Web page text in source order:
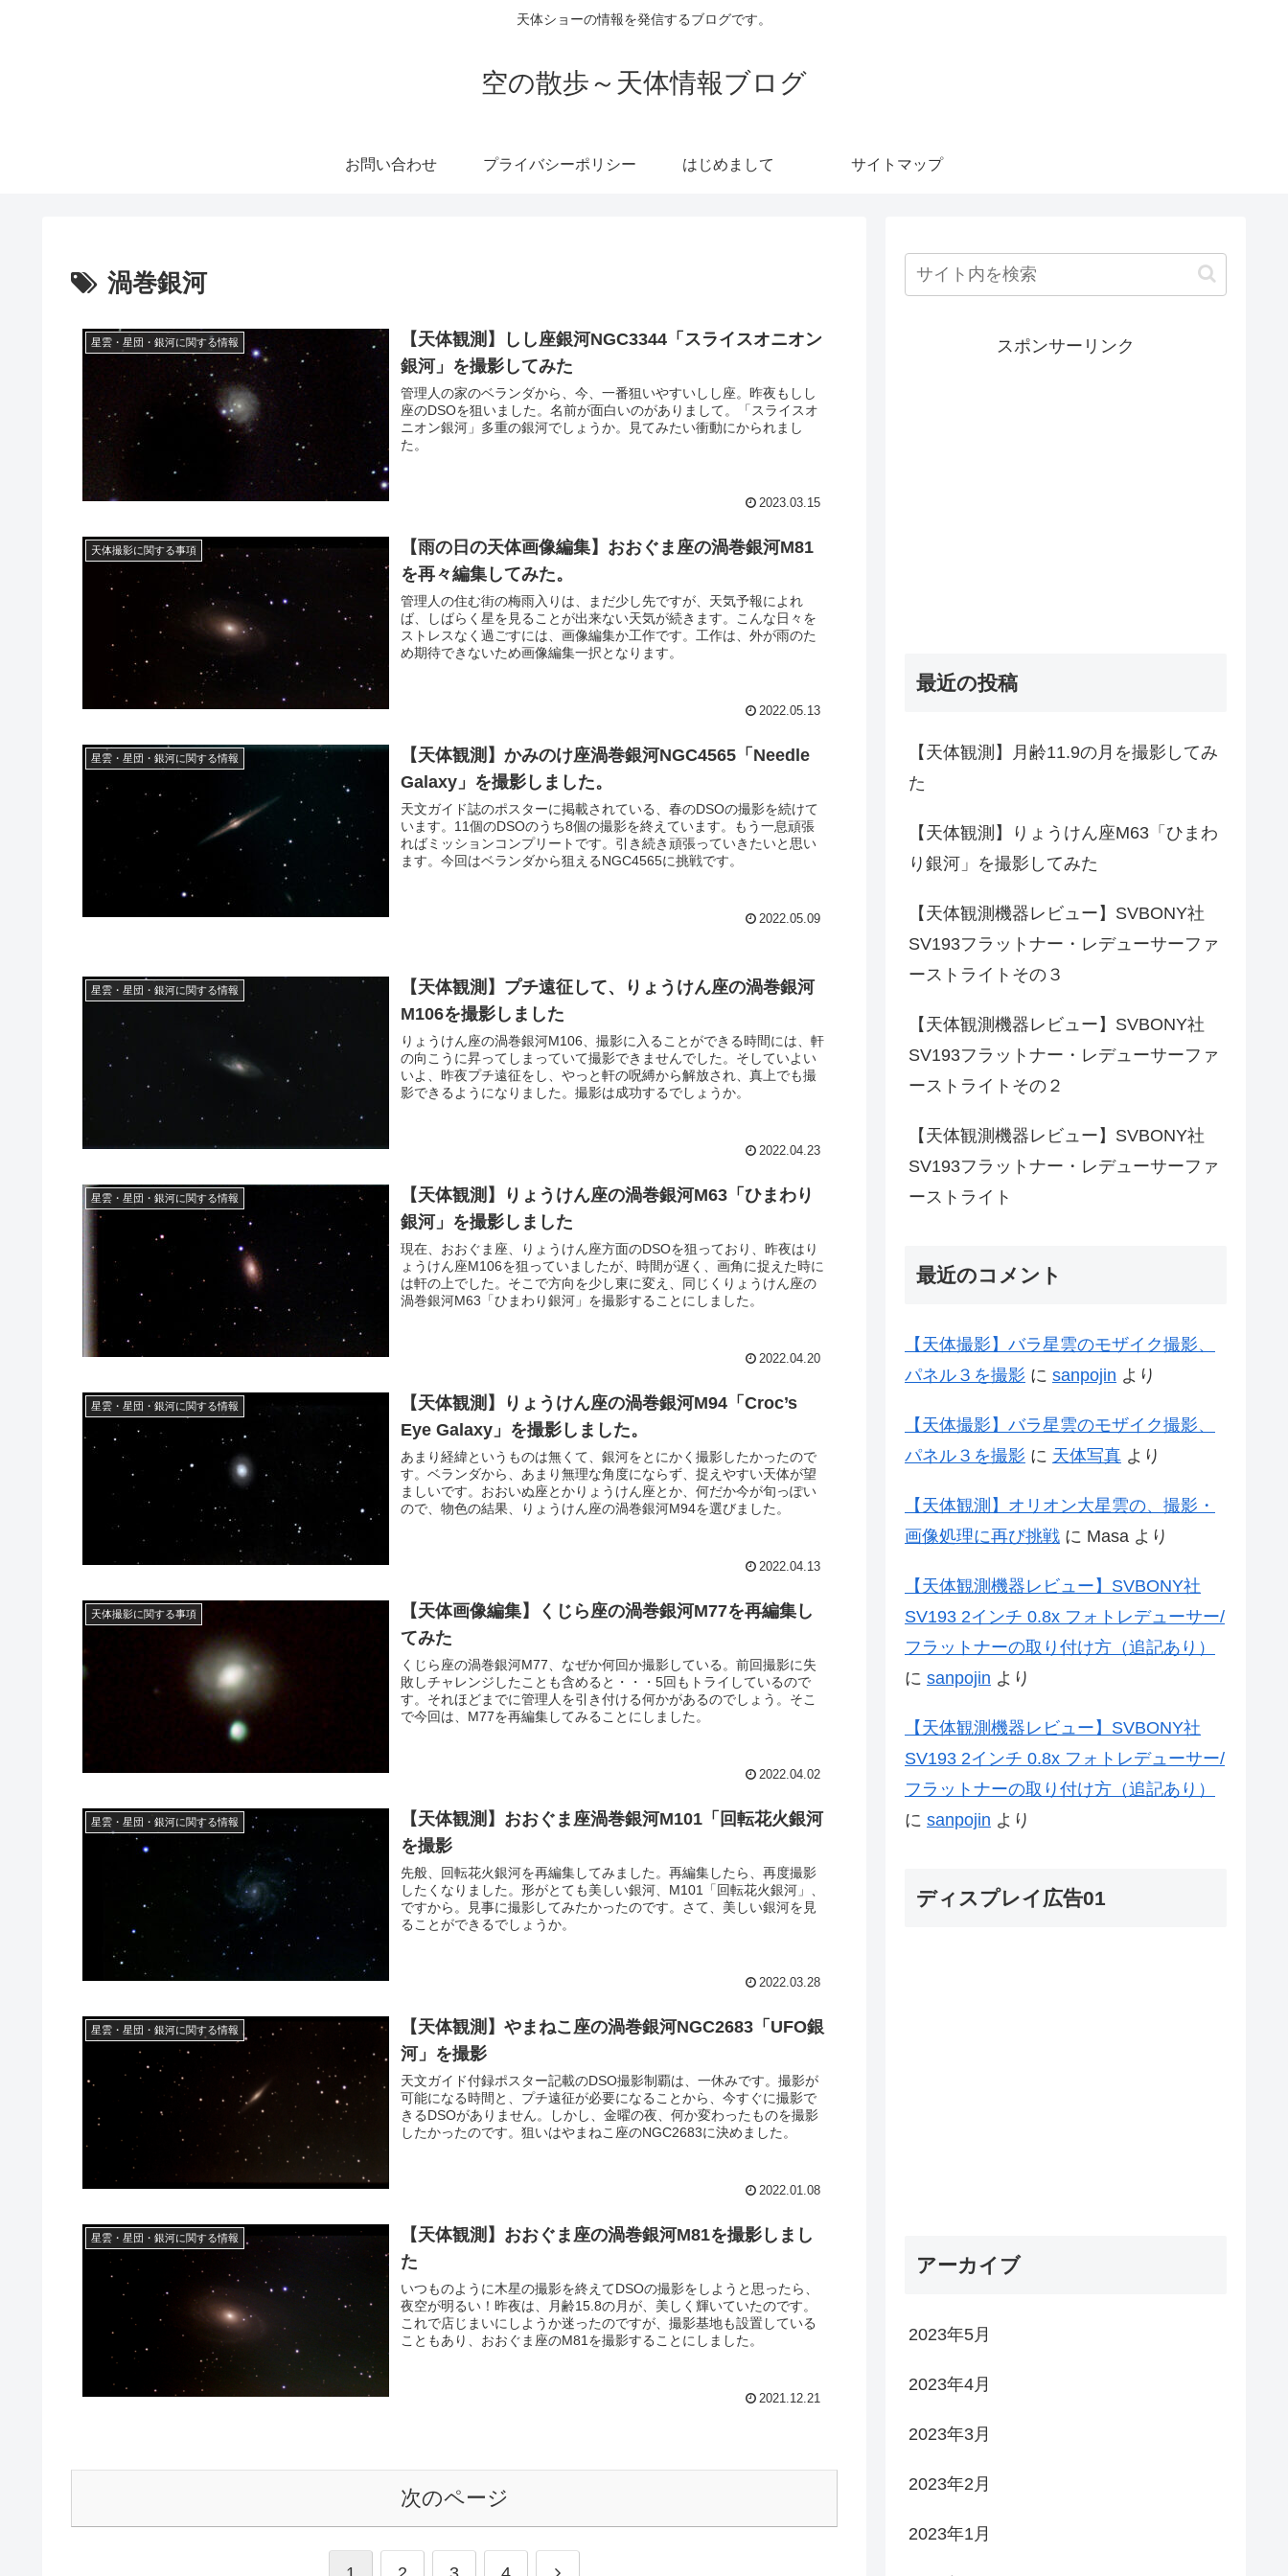
天体ショーの情報を発信するブログです。
空の散歩～天体情報ブログ
お問い合わせ プライバシーポリシー はじめまして サイトマップ
渦巻銀河
星雲・星団・銀河に関する情報
【天体観測】しし座銀河NGC3344「スライスオニオン
銀河」を撮影してみた
管理人の家のベランダから、今、一番狙いやすいしし座。昨夜もしし
座のDSOを狙いました。名前が面白いのがありまして。「スライスオ
ニオン銀河」多重の銀河でしょうか。見てみたい衝動にかられまし
た。
2023.03.15
天体撮影に関する事項
【雨の日の天体画像編集】おおぐま座の渦巻銀河M81
を再々編集してみた。
管理人の住む街の梅雨入りは、まだ少し先ですが、天気予報によれ
ば、しばらく星を見ることが出来ない天気が続きます。こんな日々を
ストレスなく過ごすには、画像編集か工作です。工作は、外が雨のた
め期待できないため画像編集一択となります。
2022.05.13
星雲・星団・銀河に関する情報
【天体観測】かみのけ座渦巻銀河NGC4565「Needle
Galaxy」を撮影しました。
天文ガイド誌のポスターに掲載されている、春のDSOの撮影を続けて
います。11個のDSOのうち8個の撮影を終えています。もう一息頑張
ればミッションコンプリートです。引き続き頑張っていきたいと思い
ます。今回はベランダから狙えるNGC4565に挑戦です。
2022.05.09
星雲・星団・銀河に関する情報
【天体観測】プチ遠征して、りょうけん座の渦巻銀河
M106を撮影しました
りょうけん座の渦巻銀河M106、撮影に入ることができる時間には、軒
の向こうに昇ってしまっていて撮影できませんでした。そしていよい
いよ、昨夜プチ遠征をし、やっと軒の呪縛から解放され、真上でも撮
影できるようになりました。撮影は成功するでしょうか。
2022.04.23
星雲・星団・銀河に関する情報
【天体観測】りょうけん座の渦巻銀河M63「ひまわり
銀河」を撮影しました
現在、おおぐま座、りょうけん座方面のDSOを狙っており、昨夜はり
ょうけん座M106を狙っていましたが、時間が遅く、画角に捉えた時に
は軒の上でした。そこで方向を少し東に変え、同じくりょうけん座の
渦巻銀河M63「ひまわり銀河」を撮影することにしました。
2022.04.20
星雲・星団・銀河に関する情報
【天体観測】りょうけん座の渦巻銀河M94「Croc’s
Eye Galaxy」を撮影しました。
あまり経緯というものは無くて、銀河をとにかく撮影したかったので
す。ベランダから、あまり無理な角度にならず、捉えやすい天体が望
ましいです。おおいぬ座とかりょうけん座とか、何だか今が旬っぽい
ので、物色の結果、りょうけん座の渦巻銀河M94を選びました。
2022.04.13
天体撮影に関する事項
【天体画像編集】くじら座の渦巻銀河M77を再編集し
てみた
くじら座の渦巻銀河M77、なぜか何回か撮影している。前回撮影に失
敗しチャレンジしたことも含めると・・・5回もトライしているので
す。それほどまでに管理人を引き付ける何かがあるのでしょう。そこ
で今回は、M77を再編集してみることにしました。
2022.04.02
星雲・星団・銀河に関する情報
【天体観測】おおぐま座渦巻銀河M101「回転花火銀河
を撮影
先般、回転花火銀河を再編集してみました。再編集したら、再度撮影
したくなりました。形がとても美しい銀河、M101「回転花火銀河」、
ですから。見事に撮影してみたかったのです。さて、美しい銀河を見
ることができるでしょうか。
2022.03.28
星雲・星団・銀河に関する情報
【天体観測】やまねこ座の渦巻銀河NGC2683「UFO銀
河」を撮影
天文ガイド付録ポスター記載のDSO撮影制覇は、一休みです。撮影が
可能になる時間と、プチ遠征が必要になることから、今すぐに撮影で
きるDSOがありません。しかし、金曜の夜、何か変わったものを撮影
したかったのです。狙いはやまねこ座のNGC2683に決めました。
2022.01.08
星雲・星団・銀河に関する情報
【天体観測】おおぐま座の渦巻銀河M81を撮影しまし
た
いつものように木星の撮影を終えてDSOの撮影をしようと思ったら、
夜空が明るい！昨夜は、月齢15.8の月が、美しく輝いていたのです。
これで店じまいにしようか迷ったのですが、撮影基地も設置している
こともあり、おおぐま座のM81を撮影することにしました。
2021.12.21
次のページ
次
スポンサーリンク
最近の投稿
【天体観測】月齢11.9の月を撮影してみ
た
【天体観測】りょうけん座M63「ひまわ
り銀河」を撮影してみた
【天体観測機器レビュー】SVBONY社
SV193フラットナー・レデューサーファ
ーストライトその３
【天体観測機器レビュー】SVBONY社
SV193フラットナー・レデューサーファ
ーストライトその２
【天体観測機器レビュー】SVBONY社
SV193フラットナー・レデューサーファ
ーストライト
最近のコメント
【天体撮影】バラ星雲のモザイク撮影、
パネル３を撮影 に sanpojin より
【天体撮影】バラ星雲のモザイク撮影、
パネル３を撮影 に 天体写真 より
【天体観測】オリオン大星雲の、撮影・
画像処理に再び挑戦 に Masa より
【天体観測機器レビュー】SVBONY社
SV193 2インチ 0.8x フォトレデューサー/
フラットナーの取り付け方（追記あり）
に sanpojin より
【天体観測機器レビュー】SVBONY社
SV193 2インチ 0.8x フォトレデューサー/
フラットナーの取り付け方（追記あり）
に sanpojin より
ディスプレイ広告01
アーカイブ
2023年5月
2023年4月
2023年3月
2023年2月
2023年1月